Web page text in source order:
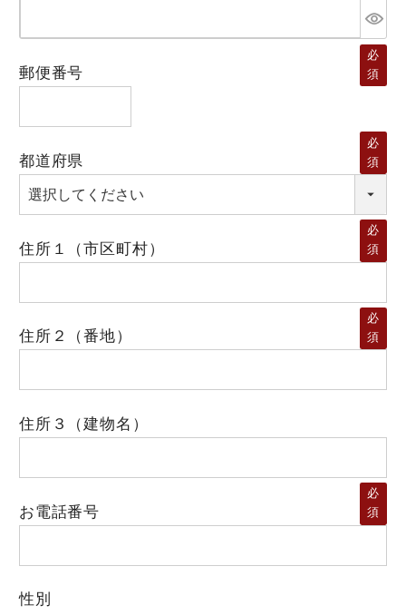
郵便番号
必
須
都道府県
必
須
住所１（市区町村）
必
須
住所２（番地）
必
須
住所３（建物名）
お電話番号
必
須
性別